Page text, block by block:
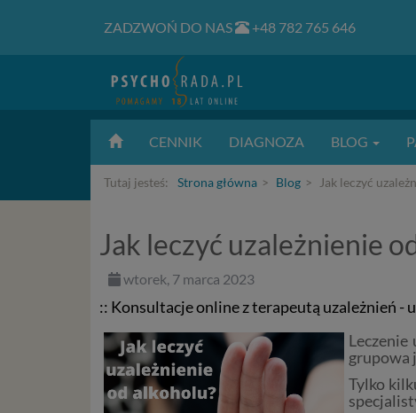
ZADZWOŃ DO NAS +48 782 765 646
CENNIK DIAGNOZA BLOG
Tutaj jesteś: Strona główna Blog Jak leczyć
Jak leczyć uzależnienie
wtorek, 7 marca 2023
:: Konsultacje online z terapeutą uzależnień -
grupowa
Tylko